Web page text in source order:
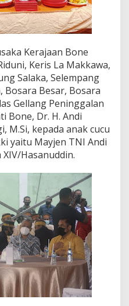
Kerajaan Bone
Keris La Makkawa,
Salaka, Selempang
Bosara Besar, Bosara
Gellang Peninggalan
Bone, Dr. H. Andi
M.Si, kepada anak cucu
yaitu Mayjen TNI Andi
Hasanuddin.